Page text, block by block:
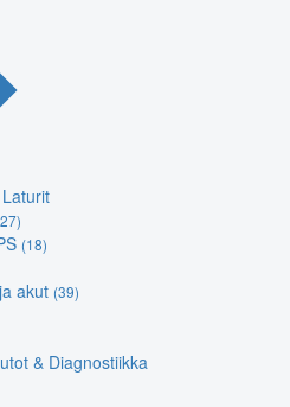
(18)
akut (39)
& Diagnostiikka